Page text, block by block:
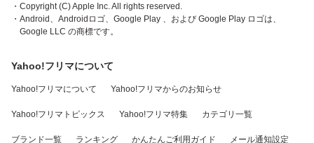
・Copyright (C) Apple Inc. All rights reserved.
・Android、Androidロゴ、Google Play 、および Google Play ロゴは、
Google LLC の商標です。
Yahoo!フリマについて
Yahoo!フリマについて Yahoo!フリマからのお知らせ
Yahoo!フリマトピックス Yahoo!フリマ特集 カテゴリ一覧
ブランド一覧 ランキング かんたんご利用ガイド メール通知設定